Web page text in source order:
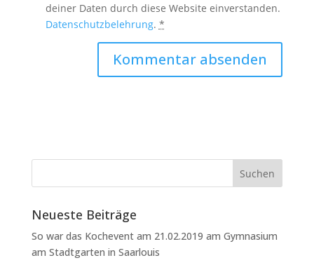
deiner Daten durch diese Website einverstanden.
Datenschutzbelehrung. *
Neueste Beiträge
So war das Kochevent am 21.02.2019 am Gymnasium
am Stadtgarten in Saarlouis